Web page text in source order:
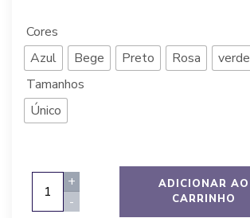
Cores
Azul
Bege Preto Rosa
verde
Tamanhos
Único
Duedrom
Dupla
+
-
ADICIONAR AO
CARRINHO